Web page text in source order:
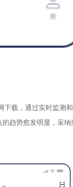
载，通过实时监测和
趋势愈发明显，采